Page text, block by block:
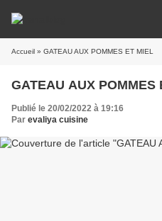
Accueil » GATEAU AUX POMMES ET MIEL
GATEAU AUX POMMES
Publié le 20/02/2022 à 19:16
Par evaliya cuisine